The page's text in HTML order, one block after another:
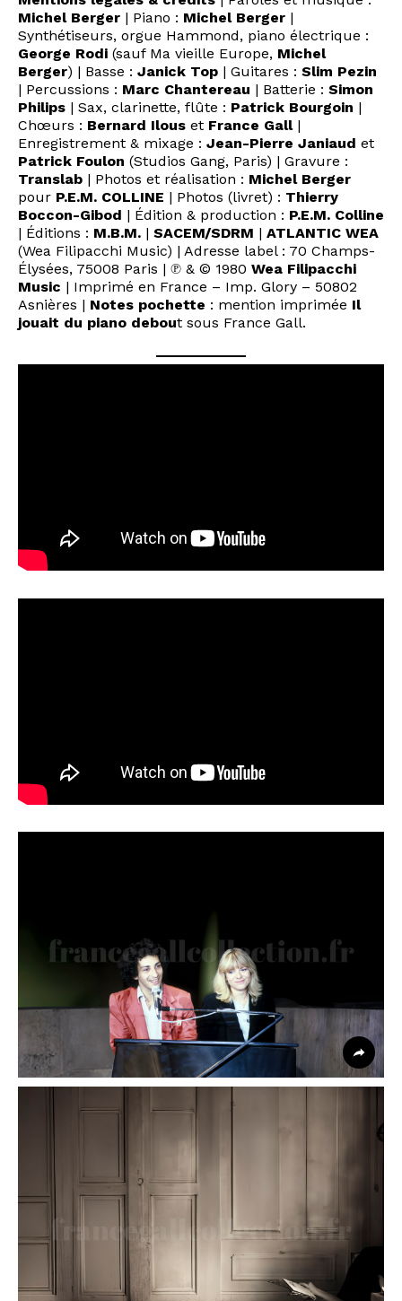
Michel Berger | Piano : Michel Berger |
Synthétiseurs, orgue Hammond, piano électrique :
George Rodi (sauf Ma vieille Europe, Michel
Berger) | Basse : Janick Top | Guitares : Slim Pezin
| Percussions : Marc Chantereau | Batterie : Simon
Philips | Sax, clarinette, flûte : Patrick Bourgoin |
Chœurs : Bernard Ilous et France Gall|
Enregistrement & mixage : Jean-Pierre Janiaud et
Patrick Foulon (Studios Gang, Paris) | Gravure :
Translab | Photos et réalisation : Michel Berger
pour P.E.M. COLLINE | Photos (livret) : Thierry
Boccon-Gibod | Édition & production : P.E.M. Colline
| Éditions : M.B.M. | SACEM/SDRM | ATLANTIC WEA
(Wea Filipacchi Music) | Adresse label : 70 Champs-
Élysées, 75008 Paris | ℗ & © 1980 Wea Filipacchi
Music | Imprimé en France – Imp. Glory – 50802
Asnières | Notes pochette : mention imprimée Il
jouait du piano debout sous France Gall.